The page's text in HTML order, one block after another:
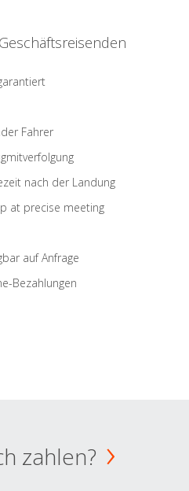
Fahrer
nach der Landung
at precise meeting
auf Anfrage
Bezahlungen
zahlen?